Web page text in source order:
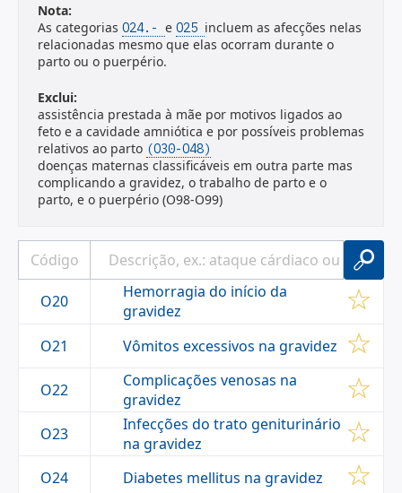
Nota:
As categorias O24.- e O25 incluem as afecções nelas
relacionadas mesmo que elas ocorram durante o
parto ou o puerpério.
Exclui:
assistência prestada à mãe por motivos ligados ao
feto e a cavidade amniótica e por possíveis problemas
relativos ao parto (O30-O48)
doenças maternas classificáveis em outra parte mas
complicando a gravidez, o trabalho de parto e o
parto, e o puerpério (O98-O99)
O20
Hemorragia do início da
gravidez
O21
Vômitos excessivos na gravidez
O22
Complicações venosas na
gravidez
O23
Infecções do trato geniturinário
na gravidez
O24
Diabetes mellitus na gravidez